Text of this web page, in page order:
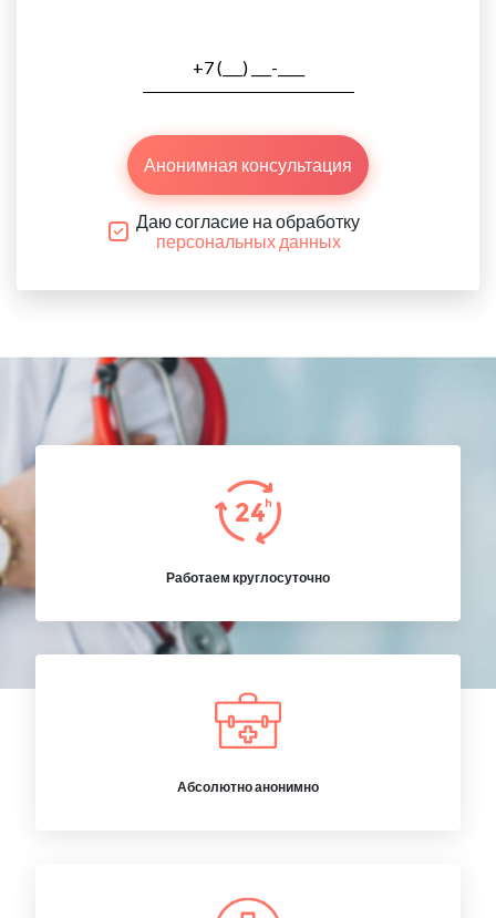
Анонимная консультация
Даю согласие на обработку
персональных данных
Работаем круглосуточно
Абсолютно анонимно